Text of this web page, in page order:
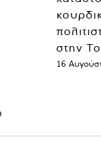
στην
16